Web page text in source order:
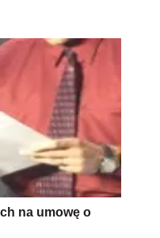
na umowę o